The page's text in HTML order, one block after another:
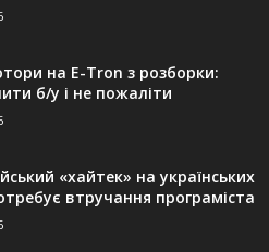
на E-Tron з розборки:
б/у і не пожаліти
«хайтек» на українських
втручання програміста